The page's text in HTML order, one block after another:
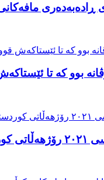
بوو کە تا